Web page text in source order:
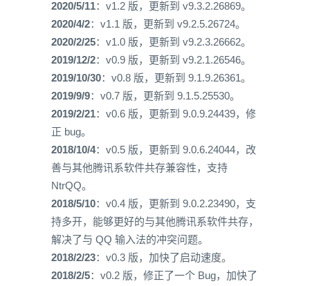
70
71
72
74
75
76
78
79
80
;自动下载 QQ 频道安装包
;启用：true，关闭：false
;用户数据保存自定义目录
;默认为安装目录下 Data\Profile 目录
;可以为绝对路径，如：C:\xxx\yyy
;可以为相对路径，如：Data\xxx\yyy，相对路径以
;如果自定义目录无效，自动调整为默认目录
ProfileDir=
2020/5/11：v1.2 版，更新到 v9.3.2.26869。
2020/4/2：v1.1 版，更新到 v9.2.5.26724。
2020/2/25：v1.0 版，更新到 v9.2.3.26662。
2019/12/2：v0.9 版，更新到 v9.2.1.26546。
2019/10/30：v0.8 版，更新到 9.1.9.26361。
2019/9/9：v0.7 版，更新到 9.1.5.25530。
2019/2/21：v0.6 版，更新到 9.0.9.24439，修
正 bug。
2018/10/4：v0.5 版，更新到 9.0.6.24044，改
善与其他腾讯系软件共存兼容性，支持
NtrQQ。
2018/5/10：v0.4 版，更新到 9.0.2.23490，支
持多开，能够更好的与其他腾讯系软件共存，
解决了与 QQ 输入法的冲突问题。
2018/2/23：v0.3 版，加快了启动速度。
2018/2/5：v0.2 版，修正了一个 Bug，加快了